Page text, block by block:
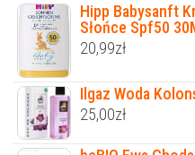
Hipp Babysanft
Słońce Spf50
20,99zł
Ilgaz Woda
25,00zł